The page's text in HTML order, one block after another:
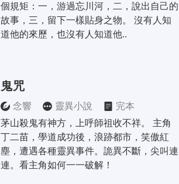
個規矩：一，游過忘川河，二，說出自己的
故事，三，留下一樣貼身之物。 沒有人知
道他的來歷，也沒有人知道他..
鬼咒
念響 靈異小說
完本
茅山殺鬼有神方，上呼師祖收不祥。 主角
丁二苗，學道成功後，浪跡都市，笑傲紅
塵，遭遇各種靈異事件。詭異不斷，尖叫連
連。看主角如何一一破解！